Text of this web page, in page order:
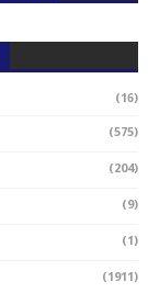
(16)
(575)
(204)
(9)
(1)
(1911)